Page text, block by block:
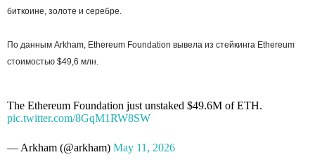
биткоине, золоте и серебре.
По данным Arkham, Ethereum Foundation вывела из стейкинга Ethereum
стоимостью $49,6 млн.
The Ethereum Foundation just unstaked $49.6M of ETH.
pic.twitter.com/8GqM1RW8SW
— Arkham (@arkham) May 11, 2026